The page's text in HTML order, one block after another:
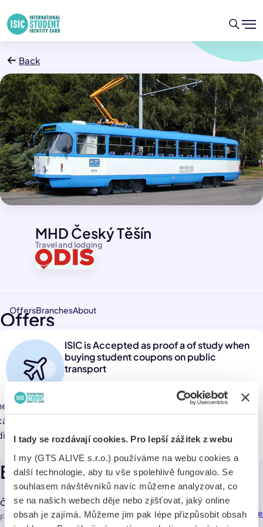
I tady se rozdávají cookies. Pro lepší zážitek z webu
I my (GTS ALIVE s.r.o.) používáme na webu cookies a
další technologie, aby tu vše spolehlivě fungovalo. Se
souhlasem návštěvníků navíc můžeme analyzovat, co
se na našich webech děje nebo zjišťovat, jaký online
obsah je zajímá. Můžeme jim pak lépe přizpůsobit obsah
Back
Travel and lodging
MHD Český Těšín
OffersBranchesAbout
Offers
ISIC is Accepted as proof a of study when
buying student coupons on public
transport
purchasing an ODISka student voucher, a valid ISIC
is sufficient to prove entitlement to that fare. The
is only available until age 26.
Branches
Český Těšín, autobusové nádraží
Frýdecká , Český Těšín 737 01
235,9 km Navigate